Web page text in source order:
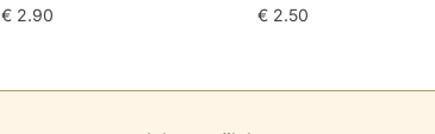
€ 2.90 € 2.50